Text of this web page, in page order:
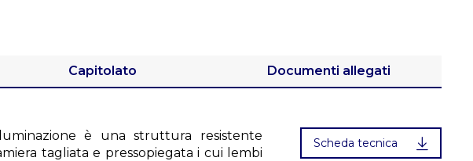
è una struttura resistente
tagliata e pressopiegata i cui lembi
Scheda tecnica
Capitolato Documenti allegati